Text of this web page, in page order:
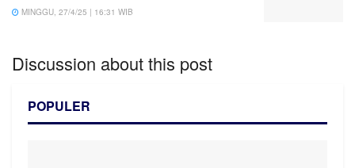
MINGGU, 27/4/25 | 16:31 WIB
Discussion about this post
POPULER